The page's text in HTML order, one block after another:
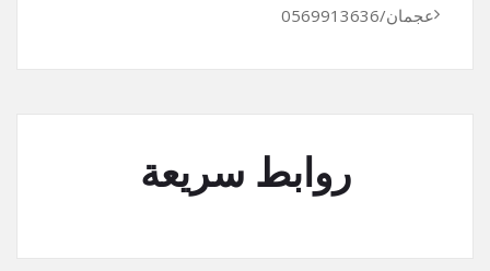
عجمان/0569913636
روابط سريعة